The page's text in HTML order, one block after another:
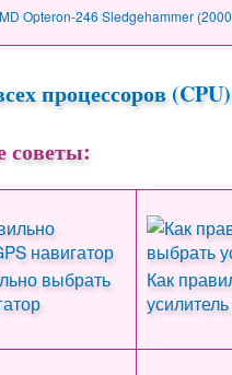
Opteron-246 Sledgehammer
процессоров (CPU)
советы:
выбрать
Как
усилитель